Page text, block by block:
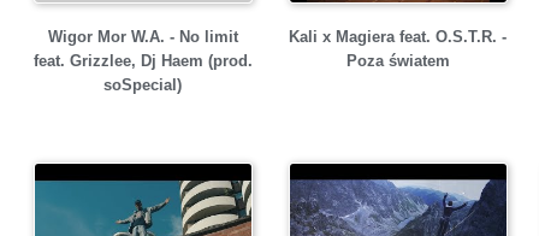
Wigor Mor W.A. - No limit
feat. Grizzlee, Dj Haem (prod.
soSpecial)
Kali x Magiera feat. O.S.T.R. -
Poza światem